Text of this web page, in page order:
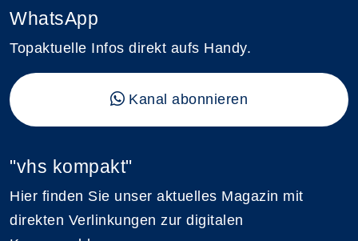
WhatsApp
Topaktuelle Infos direkt aufs Handy.
Kanal abonnieren
"vhs kompakt"
Hier finden Sie unser aktuelles Magazin mit
direkten Verlinkungen zur digitalen